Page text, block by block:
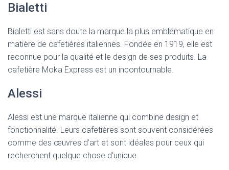
Bialetti
Bialetti est sans doute la marque la plus emblématique en
matière de cafetières italiennes. Fondée en 1919, elle est
reconnue pour la qualité et le design de ses produits. La
cafetière Moka Express est un incontournable.
Alessi
Alessi est une marque italienne qui combine design et
fonctionnalité. Leurs cafetières sont souvent considérées
comme des œuvres d’art et sont idéales pour ceux qui
recherchent quelque chose d’unique.